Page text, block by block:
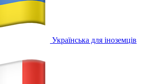
Українська для іноземців